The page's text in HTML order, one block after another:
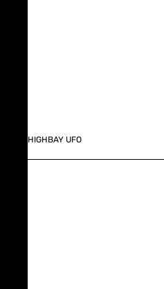
HIGHBAY UFO